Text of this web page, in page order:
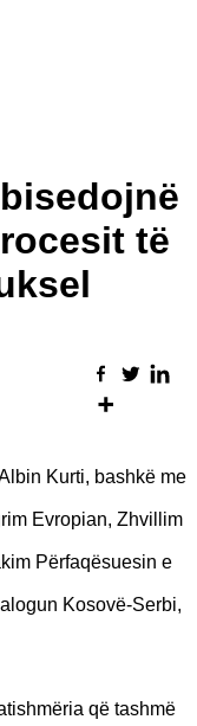
të
Kurti, bashkë me
Evropian, Zhvillim
Përfaqësuesin e
Kosovë-Serbi,
që tashmë